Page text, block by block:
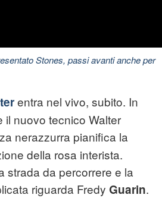
Stones, passi avanti anche per
entra nel vivo, subito. In
il nuovo tecnico Walter
nerazzurra pianifica la
della rosa interista.
strada da percorrere e la
riguarda Fredy Guarin.